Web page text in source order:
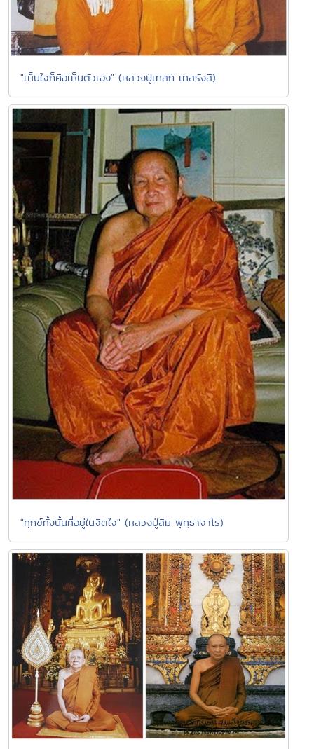
"เห็นใจก็คือเห็นตัวเอง" (หลวงปู่เทสก์ เทสรังสี)
"ทุกข์ทั้งนั้นที่อยู่ในจิตใจ" (หลวงปู่สิม พุทฺธาจาโร)